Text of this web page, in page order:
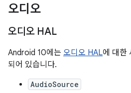
오디오
오디오 HAL
Android 10에는 오디오 HAL에 대한
되어 있습니다.
AudioSource